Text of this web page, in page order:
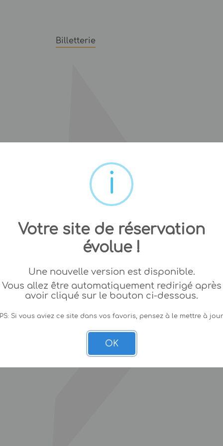
Billetterie
Votre site de réservation
évolue !
Une nouvelle version est disponible.
Vous allez être automatiquement redirigé après
avoir cliqué sur le bouton ci-dessous.
PS: Si vous aviez ce site dans vos favoris, pensez à le mettre à
OK